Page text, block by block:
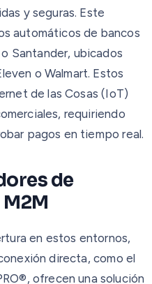
y seguras. Este
automáticos de bancos
Santander, ubicados
o Walmart. Estos
de las Cosas (IoT)
requiriendo
pagos en tiempo real.
de
en estos entornos,
directa, como el
ofrecen una solución